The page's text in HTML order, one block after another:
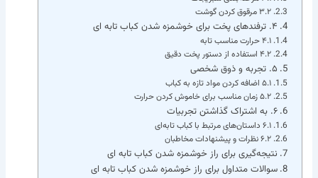
۳.۲ مرقوق کردن گوشت
۴. ترفندهای پخت برای خوشمزه شدن کباب تابه ای
۴.۱ حرارت مناسب تابه
۴.۲ استفاده از دستور پخت دقیق
۵. تجربه و ذوق شخصی
۵.۱ اضافه کردن مواد تازه به کباب
۵.۲ زمان مناسب برای خاموش کردن حرارت
۶. به اشتراک گذاشتن تجربیات
۶.۱ داستان‌های مرتبط با کباب تابه‌ای
۶.۲ نظرات و پیشنهادات مخاطبان
نتیجه‌گیری برای راز خوشمزه شدن کباب تابه ای
سوالات متداول برای راز خوشمزه شدن کباب تابه ای